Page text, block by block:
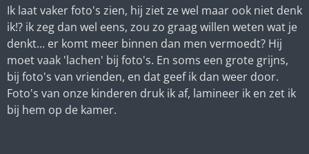
Ik laat vaker foto's zien, hij ziet ze wel maar ook niet denk
ik!? ik zeg dan wel eens, zou zo graag willen weten wat je
denkt... er komt meer binnen dan men vermoedt? Hij
moet vaak 'lachen' bij foto's. En soms een grote grijns,
bij foto's van vrienden, en dat geef ik dan weer door.
Foto's van onze kinderen druk ik af, lamineer ik en zet ik
bij hem op de kamer.